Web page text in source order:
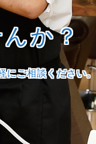
か？
にご相談ください。